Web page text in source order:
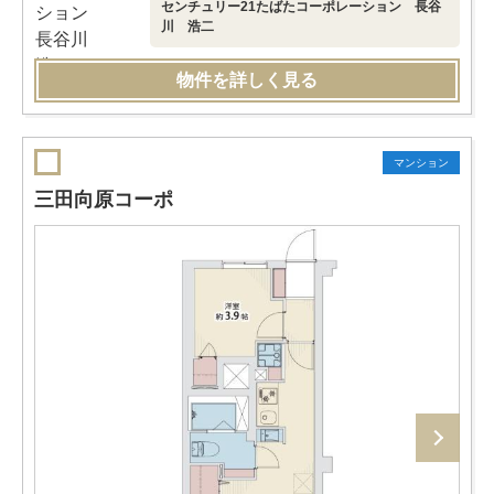
センチュリー21たばたコーポレーション 長谷
川 浩二
物件を詳しく見る
マンション
三田向原コーポ